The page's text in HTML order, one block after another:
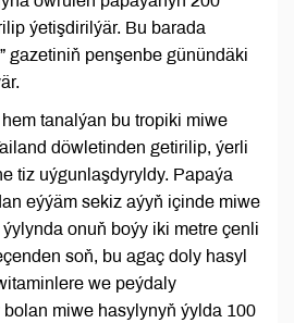
ýetişdirilýär. Bu barada
gazetiniň penşenbe günündäki
tanalýan bu tropiki miwe
döwletinden getirilip, ýerli
tiz uýgunlaşdyryldy. Papaýa
eýýäm sekiz aýyň içinde miwe
onuň boýy iki metre çenli
soň, bu agaç doly hasyl
we peýdaly
miwe hasylynyň ýylda 100